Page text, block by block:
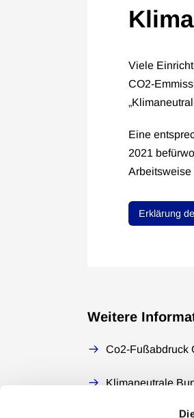
Viele
CO2-
Eine
2021
Arbeitsweise
Erklärung
Weitere
Co2-Fußabdruck
Klimaneutrale